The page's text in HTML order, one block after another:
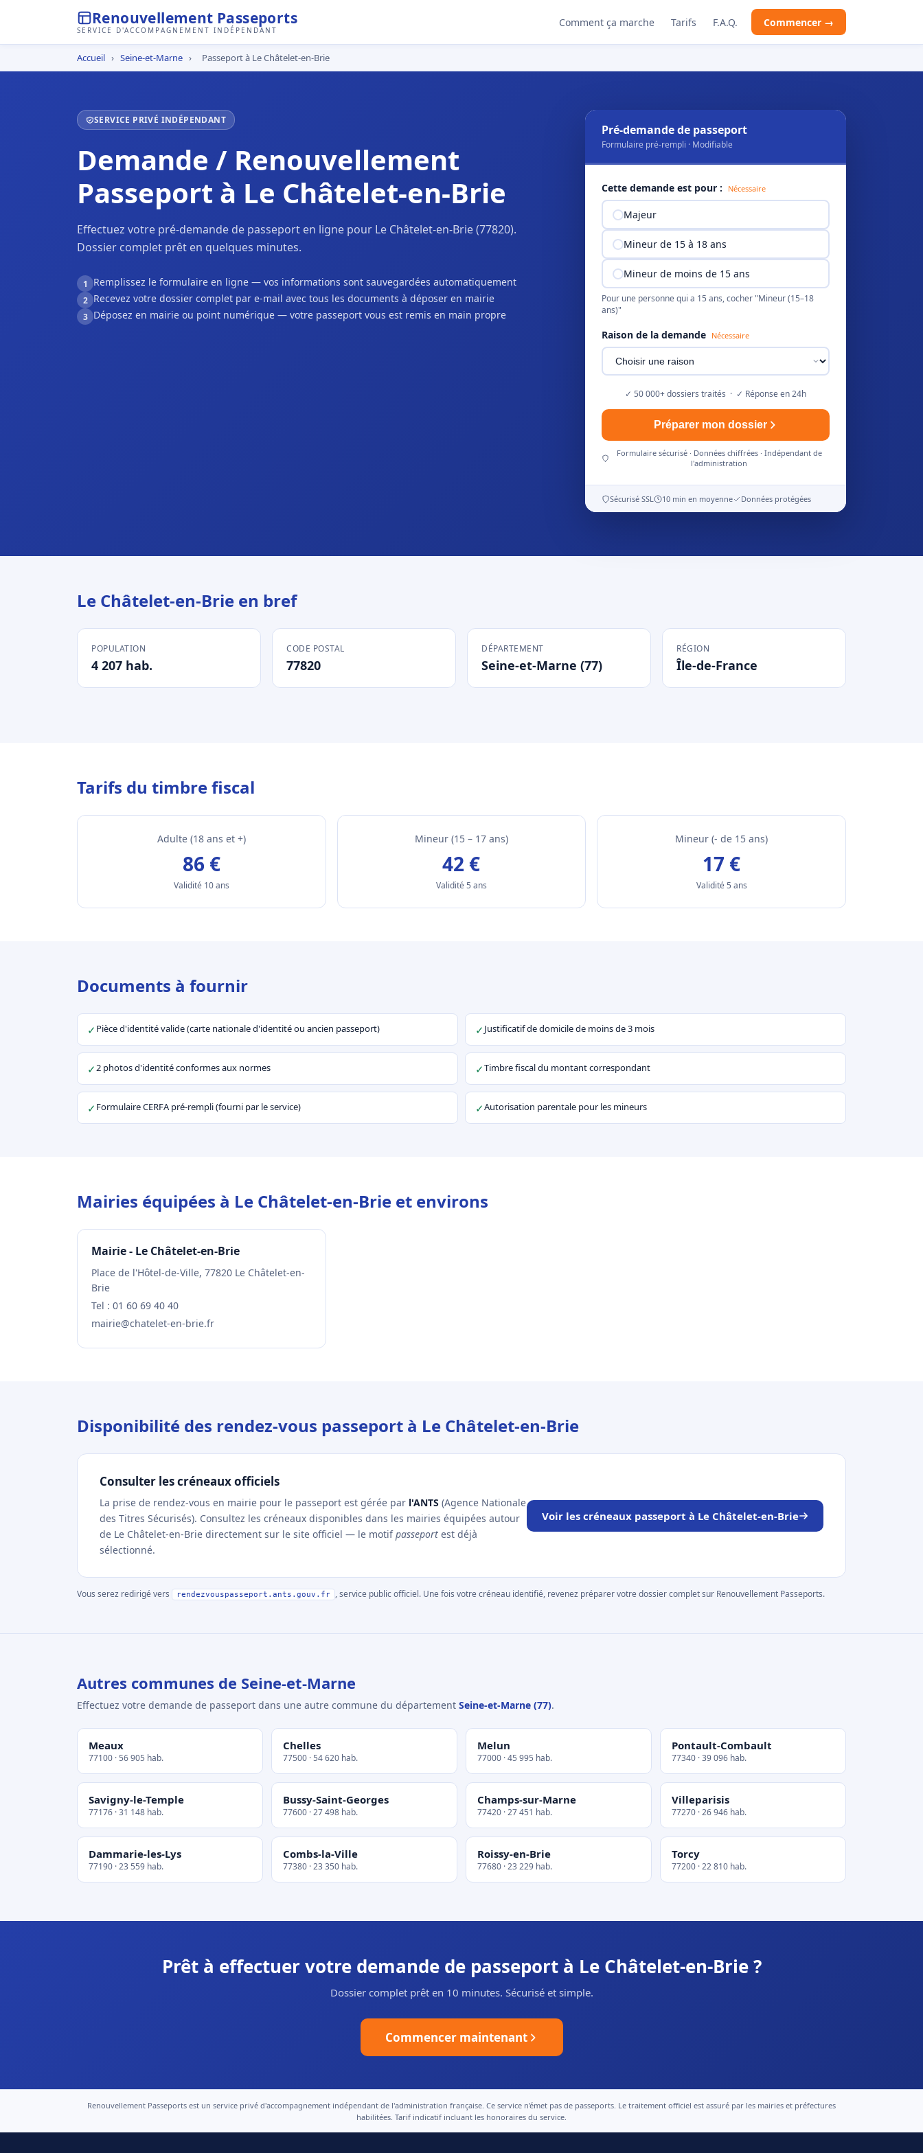
Renouvellement Passeports
SERVICE D'ACCOMPAGNEMENT INDÉPENDANT
Comment ça marche Tarifs F.A.Q. Commencer →
Accueil › Seine-et-Marne › Passeport à Le Châtelet-en-Brie
SERVICE PRIVÉ INDÉPENDANT
Demande / Renouvellement
Passeport à Le Châtelet-en-Brie
Effectuez votre pré-demande de passeport en ligne pour Le Châtelet-en-Brie (77820).
Dossier complet prêt en quelques minutes.
1 Remplissez le formulaire en ligne — vos informations sont sauvegardées automatiquement
2 Recevez votre dossier complet par e-mail avec tous les documents à déposer en mairie
3 Déposez en mairie ou point numérique — votre passeport vous est remis en main propre
Pré-demande de passeport
Formulaire pré-rempli · Modifiable
Cette demande est pour : Nécessaire
Majeur
Mineur de 15 à 18 ans
Mineur de moins de 15 ans
Pour une personne qui a 15 ans, cocher "Mineur (15–18
ans)"
Raison de la demande Nécessaire
✓ 50 000+ dossiers traités · ✓ Réponse en 24h
Préparer mon dossier
Formulaire sécurisé · Données chiffrées · Indépendant de
l'administration
Sécurisé SSL 10 min en moyenne Données protégées
Le Châtelet-en-Brie en bref
POPULATION
4 207 hab.
CODE POSTAL
77820
DÉPARTEMENT
Seine-et-Marne (77)
RÉGION
Île-de-France
Tarifs du timbre fiscal
Adulte (18 ans et +)
86 €
Validité 10 ans
Mineur (15 – 17 ans)
42 €
Validité 5 ans
Mineur (- de 15 ans)
17 €
Validité 5 ans
Documents à fournir
✓ Pièce d'identité valide (carte nationale d'identité ou ancien passeport) ✓Justificatif de domicile de moins de 3 mois
✓2 photos d'identité conformes aux normes ✓Timbre fiscal du montant correspondant
✓ Formulaire CERFA pré-rempli (fourni par le service) ✓Autorisation parentale pour les mineurs
Mairies équipées à Le Châtelet-en-Brie et environs
Mairie - Le Châtelet-en-Brie
Place de l'Hôtel-de-Ville, 77820 Le Châtelet-en-
Brie
Tel : 01 60 69 40 40
mairie@chatelet-en-brie.fr
Disponibilité des rendez-vous passeport à Le Châtelet-en-Brie
Consulter les créneaux officiels
La prise de rendez-vous en mairie pour le passeport est gérée par l'ANTS (Agence Nationale
des Titres Sécurisés). Consultez les créneaux disponibles dans les mairies équipées autour
de Le Châtelet-en-Brie directement sur le site officiel — le motifpasseport est déjà
sélectionné.
Voir les créneaux passeport à Le Châtelet-en-Brie
Vous serez redirigé vers rendezvouspasseport.ants.gouv.fr , service public officiel. Une fois votre créneau identifié, revenez préparer votre dossier complet sur Renouvellement Passeports.
Autres communes de Seine-et-Marne
Effectuez votre demande de passeport dans une autre commune du département Seine-et-Marne (77).
Meaux
77100 · 56 905 hab.
Chelles
77500 · 54 620 hab.
Melun
77000 · 45 995 hab.
Pontault-Combault
77340 · 39 096 hab.
Savigny-le-Temple
77176 · 31 148 hab.
Bussy-Saint-Georges
77600 · 27 498 hab.
Champs-sur-Marne
77420 · 27 451 hab.
Villeparisis
77270 · 26 946 hab.
Dammarie-les-Lys
77190 · 23 559 hab.
Combs-la-Ville
77380 · 23 350 hab.
Roissy-en-Brie
77680 · 23 229 hab.
Torcy
77200 · 22 810 hab.
Prêt à effectuer votre demande de passeport à Le Châtelet-en-Brie ?
Dossier complet prêt en 10 minutes. Sécurisé et simple.
Commencer maintenant
Renouvellement Passeports est un service privé d'accompagnement indépendant de l'administration française. Ce service n'émet pas de passeports. Le traitement officiel est assuré par les mairies et préfectures
habilitées. Tarif indicatif incluant les honoraires du service.